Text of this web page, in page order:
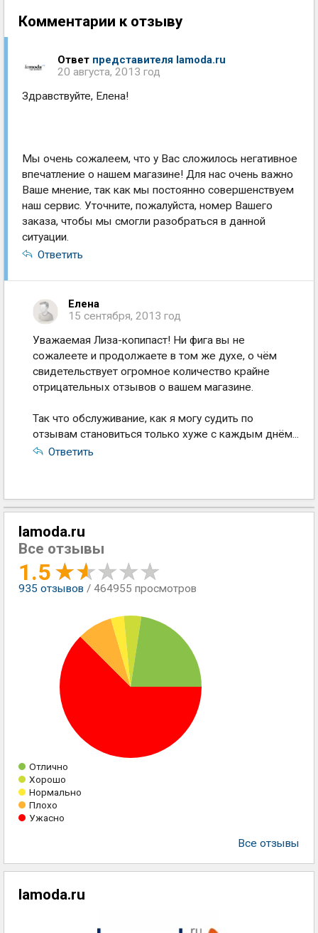
Комментарии к отзыву
Ответ представителя lamoda.ru
20 августа, 2013 год
Здравствуйте, Елена!
Мы очень сожалеем, что у Вас сложилось негативное
впечатление о нашем магазине! Для нас очень важно
Ваше мнение, так как мы постоянно совершенствуем
наш сервис. Уточните, пожалуйста, номер Вашего
заказа, чтобы мы смогли разобраться в данной
ситуации.
Ответить
Елена
15 сентября, 2013 год
Уважаемая Лиза-копипаст! Ни фига вы не
сожалеете и продолжаете в том же духе, о чём
свидетельствует огромное количество крайне
отрицательных отзывов о вашем магазине.
Так что обслуживание, как я могу судить по
отзывам становиться только хуже с каждым днём...
Ответить
lamoda.ru
Все отзывы
1.5
935 отзывов / 464955 просмотров
Отлично
Хорошо
Нормально
Плохо
Ужасно
Все отзывы
lamoda.ru